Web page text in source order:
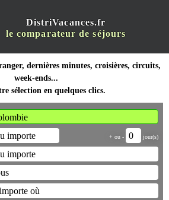
DistriVacances.fr
le comparateur de séjours
dernières minutes, croisières, circuits,
week-ends...
sélection en quelques clics.
+ ou - jour(s)